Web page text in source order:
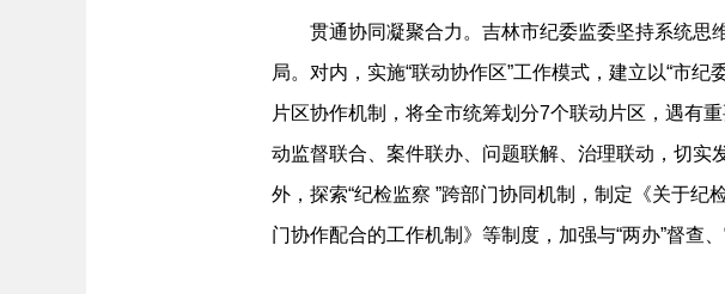
贯通协同凝聚合力。吉林市纪委监委坚持系统思
局。对内，实施“联动协作区”工作模式，建立以“市
片区协作机制，将全市统筹划分7个联动片区，遇有
动监督联合、案件联办、问题联解、治理联动，切实
外，探索“纪检监察 ”跨部门协同机制，制定《关于
门协作配合的工作机制》等制度，加强与“两办”督查